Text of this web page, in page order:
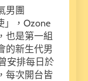
男團
」，Ozone
也是第一組
的新生代男
安排每日於
每次開台皆